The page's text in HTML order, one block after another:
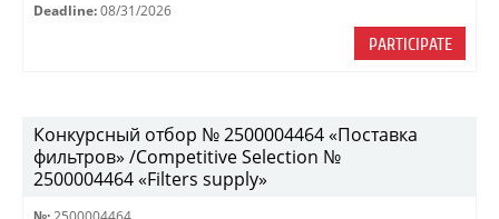
Deadline: 08/31/2026
PARTICIPATE
Конкурсный отбор № 2500004464 «Поставка
фильтров» /Competitive Selection №
2500004464 «Filters supply»